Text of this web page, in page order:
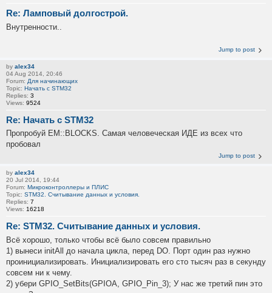
Re: Ламповый долгострой.
Внутренности..
Jump to post
by alex34
04 Aug 2014, 20:46
Forum: Для начинающих
Topic: Начать c STM32
Replies: 3
Views: 9524
Re: Начать c STM32
Пропробуй EM::BLOCKS. Самая человеческая ИДЕ из всех что
пробовал
Jump to post
by alex34
20 Jul 2014, 19:44
Forum: Микроконтроллеры и ПЛИС
Topic: STM32. Считывание данных и условия.
Replies: 7
Views: 16218
Re: STM32. Считывание данных и условия.
Всё хорошо, только чтобы всё было совсем правильно
1) вынеси initAll до начала цикла, перед DO. Порт один раз нужно
проинициализировать. Инициализировать его сто тысяч раз в секунду
совсем ни к чему.
2) убери GPIO_SetBits(GPIOA, GPIO_Pin_3); У нас же третий пин это